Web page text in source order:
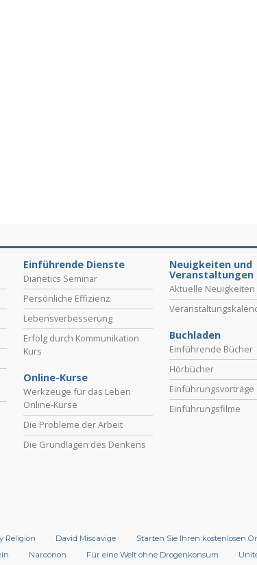
Einführende Dienste
Dianetics Seminar
Persönliche Effizienz
Lebensverbesserung
Erfolg durch Kommunikation
Kurs
Online-Kurse
Werkzeuge für das Leben
Online-Kurse
Die Probleme der Arbeit
Die Grundlagen des Denkens
Neuigkeiten und
Veranstaltungen
Aktuelle Neuigkeiten
Buchladen
Einführende Bücher
Hörbücher
Einführungsvorträge
Einführungsfilme
Religion David Miscavige Starten Sie Ihren kostenlosen
Narconon Für eine Welt ohne Drogenkonsum